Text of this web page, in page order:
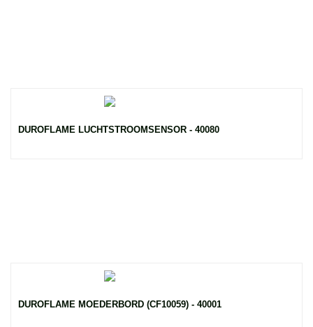
DUROFLAME LUCHTSTROOMSENSOR - 40080
DUROFLAME MOEDERBORD (CF10059) - 40001